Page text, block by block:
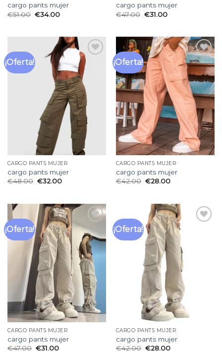
cargo pants mujer
€51.00 €34.00
cargo pants mujer
€47.00 €31.00
¡Oferta!
Añadir
deseos
CARGO PANTS MUJER
cargo pants mujer
€48.00 €32.00
¡Oferta!
Añadir
a la
lista
de
deseos
CARGO PANTS MUJER
cargo pants mujer
€42.00 €28.00
¡Oferta!
Añadir
a la
lista
de
deseos
CARGO PANTS MUJER
cargo pants mujer
€47.00 €31.00
¡Oferta!
CARGO PANTS MUJER
cargo pants mujer
€42.00 €28.00